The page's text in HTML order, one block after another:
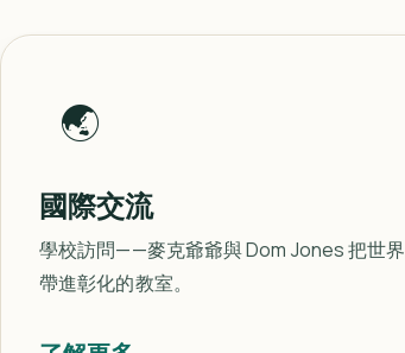
🌏
國際交流
學校訪問——麥克爺爺與 Dom Jones 把世界
帶進彰化的教室。